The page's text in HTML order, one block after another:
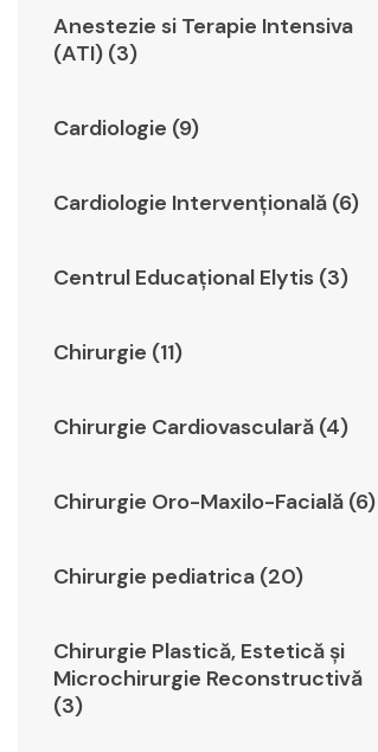
Anestezie si Terapie Intensiva
(ATI) (3)
Cardiologie (9)
Cardiologie Intervențională (6)
Centrul Educațional Elytis (3)
Chirurgie (11)
Chirurgie Cardiovasculară (4)
Chirurgie Oro-Maxilo-Facială (6)
Chirurgie pediatrica (20)
Chirurgie Plastică, Estetică şi
Microchirurgie Reconstructivă
(3)